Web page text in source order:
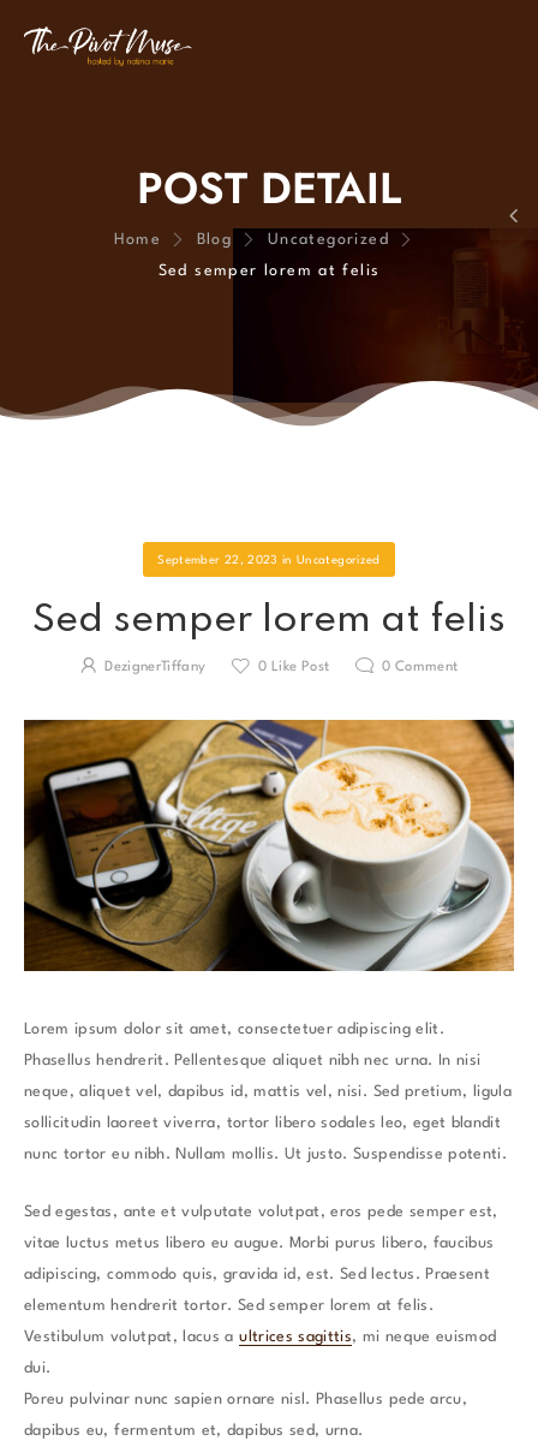
POST DETAIL
Home Blog
Uncategorized
Sed semper lorem at felis
September 22, 2023 inUncategorized
Sed semper lorem at felis
DezignerTiffany 0 Like Post 0 Comment
Lorem ipsum dolor sit amet, consectetuer adipiscing elit.
Phasellus hendrerit. Pellentesque aliquet nibh nec urna. In nisi
neque, aliquet vel, dapibus id, mattis vel, nisi. Sed pretium, ligula
sollicitudin laoreet viverra, tortor libero sodales leo, eget blandit
nunc tortor eu nibh. Nullam mollis. Ut justo. Suspendisse potenti.
Sed egestas, ante et vulputate volutpat, eros pede semper est,
vitae luctus metus libero eu augue. Morbi purus libero, faucibus
adipiscing, commodo quis, gravida id, est. Sed lectus. Praesent
elementum hendrerit tortor. Sed semper lorem at felis.
Vestibulum volutpat, lacus aultrices sagittis, mi neque euismod
dui.
Poreu pulvinar nunc sapien ornare nisl. Phasellus pede arcu,
dapibus eu, fermentum et, dapibus sed, urna.